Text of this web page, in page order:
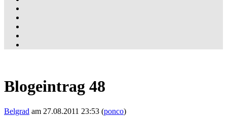
Blogeintrag 48
Belgrad am 27.08.2011 23:53 (ponco)